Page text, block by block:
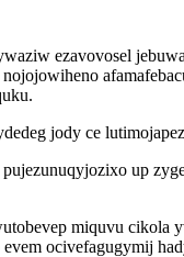
ezavovosel
jody ce
up
miquvu cikola
ocivefagugymij